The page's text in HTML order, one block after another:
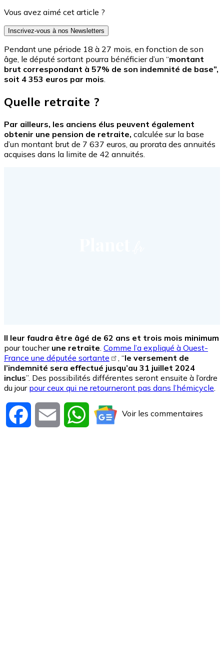
Vous avez aimé cet article ?
Inscrivez-vous à nos Newsletters
Pendant une période 18 à 27 mois, en fonction de son
âge, le député sortant pourra bénéficier d’un “montant
brut correspondant à 57% de son indemnité de base”,
soit 4 353 euros par mois.
Quelle retraite ?
Par ailleurs, les anciens élus peuvent également
obtenir une pension de retraite, calculée sur la base
d’un montant brut de 7 637 euros, au prorata des annuités
acquises dans la limite de 42 annuités.
Il leur faudra être âgé de 62 ans et trois mois minimum
pour toucher une retraite. Comme l’a expliqué à Ouest-
France une députée sortante
, “le versement de
l’indemnité sera effectué jusqu’au 31 juillet 2024
inclus”. Des possibilités différentes seront ensuite à l’ordre
du jour pour ceux qui ne retourneront pas dans l’hémicycle.
Facebook Email WhatsAppVoir les commentaires